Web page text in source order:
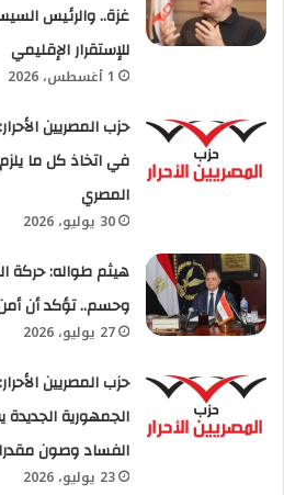
غزة.. والرئيس
للإستقرار الإقليمي
1 أغسطس، 2026
حزب المصريين
في اتخاذ كل ما
المصري
30 يوليو، 2026
هيثم طواله: حركة
وحسم.. تؤكد أن
27 يوليو، 2026
حزب المصريين
الجمهورية
الفساد وصون
23 يوليو، 2026